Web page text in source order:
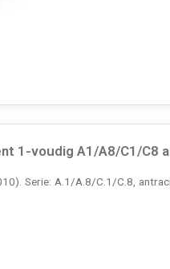
1-voudig A1/A8/C1/C8
Serie: A.1/A.8/C.1/C.8,